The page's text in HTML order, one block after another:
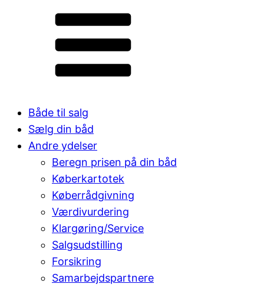
Både til salg
Sælg din båd
Andre ydelser
Beregn prisen på din båd
Køberkartotek
Køberrådgivning
Værdivurdering
Klargøring/Service
Salgsudstilling
Forsikring
Samarbejdspartnere